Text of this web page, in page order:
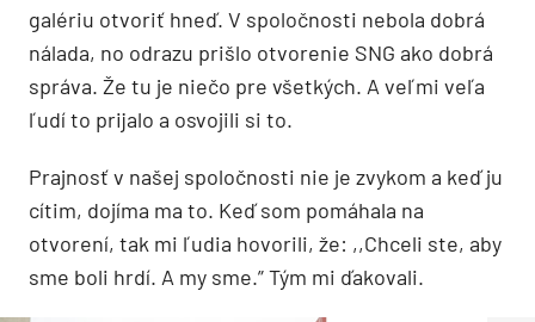
galériu otvoriť hneď. V spoločnosti nebola dobrá
nálada, no odrazu prišlo otvorenie SNG ako dobrá
správa. Že tu je niečo pre všetkých. A veľmi veľa
ľudí to prijalo a osvojili si to.
Prajnosť v našej spoločnosti nie je zvykom a keď ju
cítim, dojíma ma to. Keď som pomáhala na
otvorení, tak mi ľudia hovorili, že: ,,Chceli ste, aby
sme boli hrdí. A my sme.” Tým mi ďakovali.